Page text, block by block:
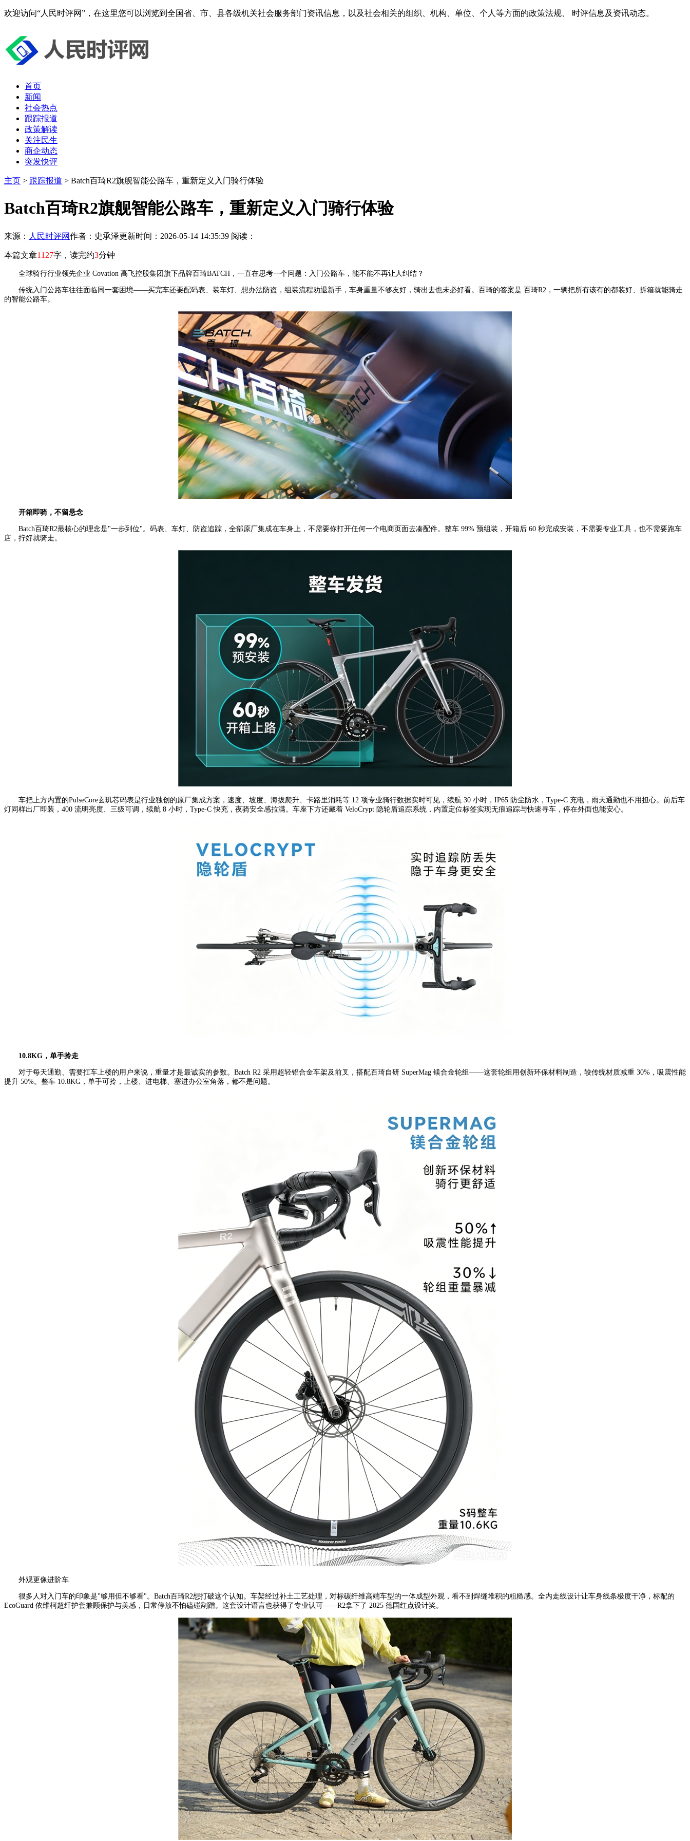
欢迎访问“人民时评网”，在这里您可以浏览到全国省、市、县各级机关社会服务部门资讯信息，以及社会相关的组织、机构、单位、个人等方面的政策法规、 时评信息及资讯动态。
首页
新闻
社会热点
跟踪报道
政策解读
关注民生
商企动态
突发快评
主页 > 跟踪报道 > Batch百琦R2旗舰智能公路车，重新定义入门骑行体验
Batch百琦R2旗舰智能公路车，重新定义入门骑行体验
来源： 人民时评网作者：史承泽更新时间：2026-05-14 14:35:39 阅读：
本篇文章1127字，读完约3分钟
全球骑行行业领先企业 Covation 高飞控股集团旗下品牌百琦BATCH，一直在思考一个问题：入门公路车，能不能不再让人纠结？
传统入门公路车往往面临同一套困境——买完车还要配码表、装车灯、想办法防盗，组装流程劝退新手，车身重量不够友好，骑出去也未必好看。百琦的答案是 百琦R2，一辆把所有该有的都装好、拆箱就能骑走
的智能公路车。
开箱即骑，不留悬念
Batch百琦R2最核心的理念是"一步到位"。码表、车灯、防盗追踪，全部原厂集成在车身上，不需要你打开任何一个电商页面去凑配件。整车 99% 预组装，开箱后 60 秒完成安装，不需要专业工具，也不需要跑车
店，拧好就骑走。
车把上方内置的PulseCore玄玑芯码表是行业独创的原厂集成方案，速度、坡度、海拔爬升、卡路里消耗等 12 项专业骑行数据实时可见，续航 30 小时，IP65 防尘防水，Type-C 充电，雨天通勤也不用担心。前后车
灯同样出厂即装，400 流明亮度、三级可调，续航 8 小时，Type-C 快充，夜骑安全感拉满。车座下方还藏着 VeloCrypt 隐轮盾追踪系统，内置定位标签实现无痕追踪与快速寻车，停在外面也能安心。
10.8KG，单手拎走
对于每天通勤、需要扛车上楼的用户来说，重量才是最诚实的参数。Batch R2 采用超轻铝合金车架及前叉，搭配百琦自研 SuperMag 镁合金轮组——这套轮组用创新环保材料制造，较传统材质减重 30%，吸震性能
提升 50%。整车 10.8KG，单手可拎，上楼、进电梯、塞进办公室角落，都不是问题。
外观更像进阶车
很多人对入门车的印象是"够用但不够看"。Batch百琦R2想打破这个认知。车架经过补土工艺处理，对标碳纤维高端车型的一体成型外观，看不到焊缝堆积的粗糙感。全内走线设计让车身线条极度干净，标配的
EcoGuard 依维柯超纤护套兼顾保护与美感，日常停放不怕磕碰剐蹭。这套设计语言也获得了专业认可——R2拿下了 2025 德国红点设计奖。